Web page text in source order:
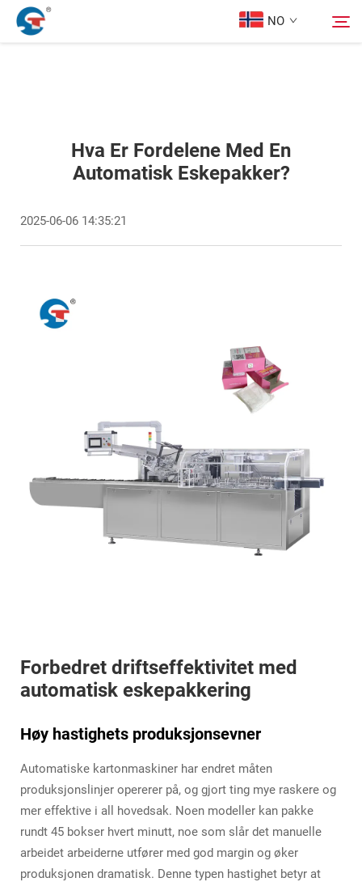
NO
Produkter
Tjeneste
Nyheter
Hva Er Fordelene Med En
Automatisk Eskepakker?
2025-06-06 14:35:21
Forbedret driftseffektivitet med
automatisk eskepakkering
Høy hastighets produksjonsevner
Automatiske kartonmaskiner har endret måten
produksjonslinjer opererer på, og gjort ting mye raskere og
mer effektive i all hovedsak. Noen modeller kan pakke
rundt 45 bokser hvert minutt, noe som slår det manuelle
arbeidet arbeiderne utfører med god margin og øker
produksjonen dramatisk. Denne typen hastighet betyr at